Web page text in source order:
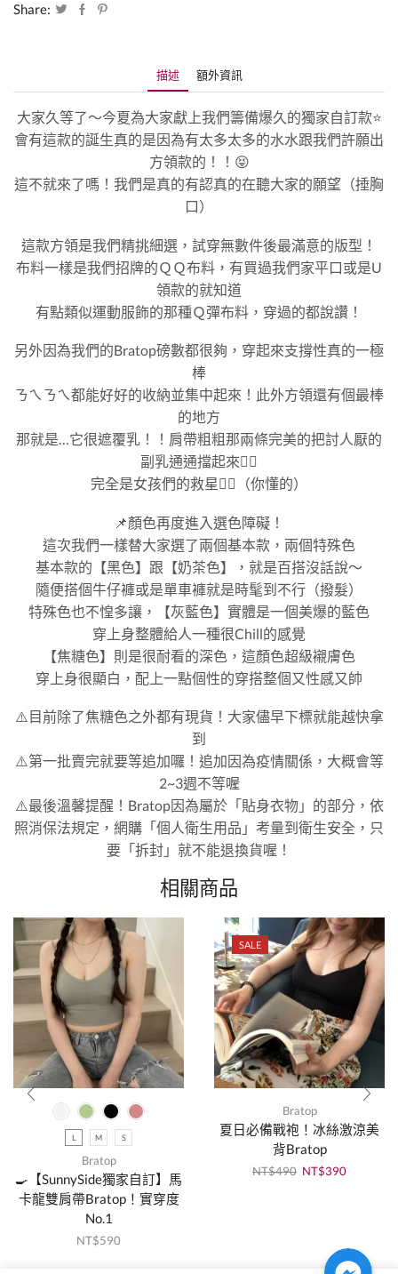
Share:
描述 額外資訊
大家久等了～今夏為大家獻上我們籌備爆久的獨家自訂款⭐️
會有這款的誕生真的是因為有太多太多的水水跟我們許願出
方領款的！！😝
這不就來了嗎！我們是真的有認真的在聽大家的願望（捶胸
口）
這款方領是我們精挑細選，試穿無數件後最滿意的版型！
布料一樣是我們招牌的ＱＱ布料，有買過我們家平口或是U
領款的就知道
有點類似運動服飾的那種Ｑ彈布料，穿過的都說讚！
另外因為我們的Bratop磅數都很夠，穿起來支撐性真的一極
棒
ㄋㄟㄋㄟ都能好好的收納並集中起來！此外方領還有個最棒
的地方
那就是…它很遮覆乳！！肩帶粗粗那兩條完美的把討人厭的
副乳通通擋起來👍🏻
完全是女孩們的救星👌🏻（你懂的）
📌顏色再度進入選色障礙！
這次我們一樣替大家選了兩個基本款，兩個特殊色
基本款的【黑色】跟【奶茶色】，就是百搭沒話說～
隨便搭個牛仔褲或是單車褲就是時髦到不行（撥髮）
特殊色也不惶多讓，【灰藍色】實體是一個美爆的藍色
穿上身整體給人一種很Chill的感覺
【焦糖色】則是很耐看的深色，這顏色超級襯膚色
穿上身很顯白，配上一點個性的穿搭整個又性感又帥
⚠️目前除了焦糖色之外都有現貨！大家儘早下標就能越快拿
到
⚠️第一批賣完就要等追加囉！追加因為疫情關係，大概會等
2~3週不等喔
⚠️最後溫馨提醒！Bratop因為屬於「貼身衣物」的部分，依
照消保法規定，網購「個人衛生用品」考量到衛生安全，只
要「拆封」就不能退換貨喔！
相關商品
L M S
Bratop
🍳【SunnySide獨家自訂】馬
卡龍雙肩帶Bratop！實穿度
No.1
NT$590
SALE
Bratop
夏日必備戰袍！冰絲激涼美
背Bratop
NT$490 NT$390
Facebook Messenger
Facebook Messenger